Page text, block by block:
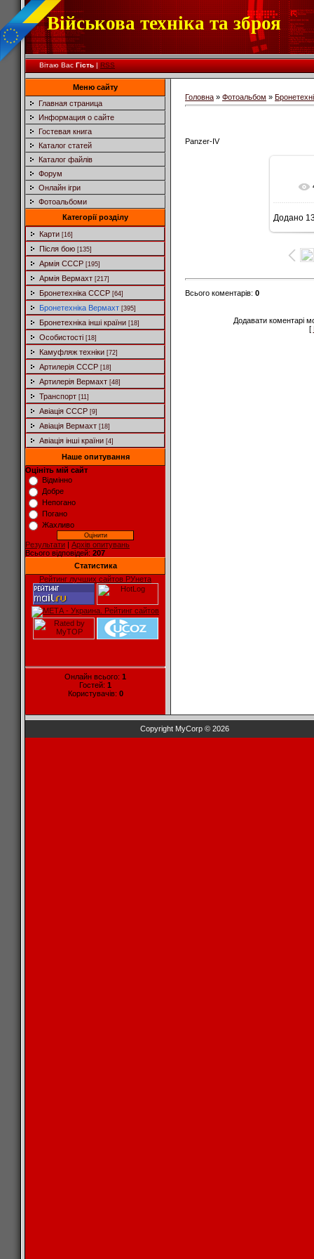
Військова техніка та зброя
Вітаю Вас Гість|RSS
Меню сайту
Главная страница
Информация о сайте
Гостевая книга
Каталог статей
Каталог файлів
Форум
Онлайн ігри
Фотоальбоми
Категорії розділу
Карти [16]
Після бою [135]
Армія СССР [195]
Армія Вермахт [217]
Бронетехніка СССР [64]
Бронетехніка Вермахт [395]
Бронетехніка інші країни [18]
Особистості [18]
Камуфляж техніки [72]
Артилерія СССР [18]
Артилерія Вермахт [48]
Транспорт [11]
Авіація СССР [9]
Авіація Вермахт [18]
Авіація інші країни [4]
Наше опитування
Оцініть мій сайт
Відмінно
Добре
Непогано
Погано
Жахливо
Результати | Архів опитувань
Всього відповідей: 207
Статистика
Рейтинг лучших сайтов РУнета
Онлайн всього: 1
Гостей: 1
Користувачів: 0
Головна » Фотоальбом »
Panzer-IV
Додано
Всього коментарів: 0
Додавати коментарі
[
Copyright MyCorp © 2026